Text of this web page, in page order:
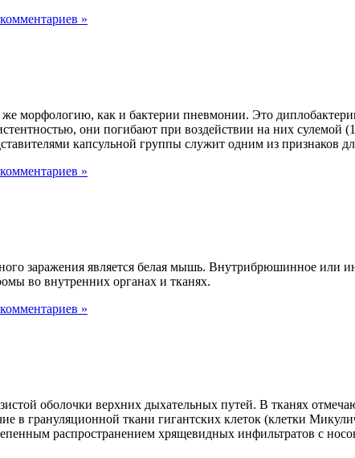
»
морфологию, как и бактерии пневмонии. Это
они погибают при воздействии на них сулемой
капсульной группы служит одним из признаков
»
заражения является белая мышь. Внутрибрюшинное или
во внутренних органах и тканях.
»
оболочки верхних дыхательных путей. В тканях
в грануляционной ткани гигантских клеток (клетки
распространением хрящевидных инфильтратов с